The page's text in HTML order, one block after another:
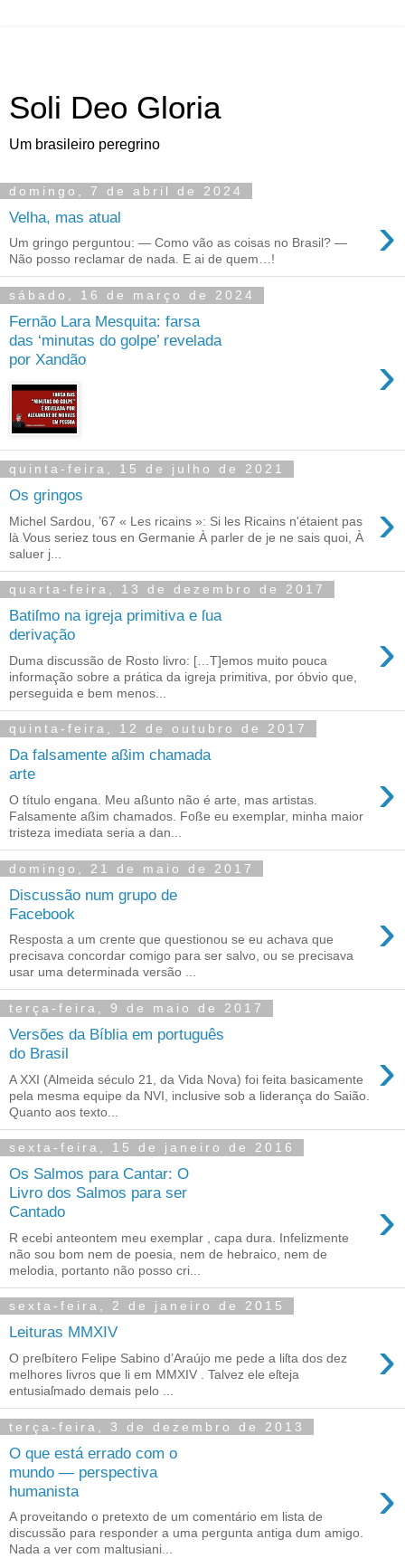
Soli Deo Gloria
Um brasileiro peregrino
domingo, 7 de abril de 2024
Velha, mas atual ›
Um gringo perguntou: — Como vão as coisas no Brasil? —
Não posso reclamar de nada. E ai de quem…!
sábado, 16 de março de 2024
Fernão Lara Mesquita: farsa
das ‘minutas do golpe’ revelada
por Xandão
›
quinta-feira, 15 de julho de 2021
Os gringos ›
Michel Sardou, ’67 « Les ricains »: Si les Ricains n'étaient pas
là Vous seriez tous en Germanie À parler de je ne sais quoi, À
saluer j...
quarta-feira, 13 de dezembro de 2017
Batiſmo na igreja primitiva e ſua
derivação
›
Duma discussão de Rosto livro: […T]emos muito pouca
informação sobre a prática da igreja primitiva, por óbvio que,
perseguida e bem menos...
quinta-feira, 12 de outubro de 2017
Da falsamente aßim chamada
arte
›
O título engana. Meu aßunto não é arte, mas artistas.
Falsamente aßim chamados. Foße eu exemplar, minha maior
tristeza imediata seria a dan...
domingo, 21 de maio de 2017
Discussão num grupo de
Facebook
›
Resposta a um crente que questionou se eu achava que
precisava concordar comigo para ser salvo, ou se precisava
usar uma determinada versão ...
terça-feira, 9 de maio de 2017
Versões da Bíblia em português
do Brasil
›
A XXI (Almeida século 21, da Vida Nova) foi feita basicamente
pela mesma equipe da NVI, inclusive sob a liderança do Saião.
Quanto aos texto...
sexta-feira, 15 de janeiro de 2016
Os Salmos para Cantar: O
Livro dos Salmos para ser
Cantado
›
R ecebi anteontem meu exemplar , capa dura. Infelizmente
não sou bom nem de poesia, nem de hebraico, nem de
melodia, portanto não posso cri...
sexta-feira, 2 de janeiro de 2015
Leituras MMXIV ›
O preſbítero Felipe Sabino d’Araújo me pede a liſta dos dez
melhores livros que li em MMXIV . Talvez ele eſteja
entusiaſmado demais pelo ...
terça-feira, 3 de dezembro de 2013
O que está errado com o
mundo — perspectiva
humanista
›
A proveitando o pretexto de um comentário em lista de
discussão para responder a uma pergunta antiga dum amigo.
Nada a ver com maltusiani...